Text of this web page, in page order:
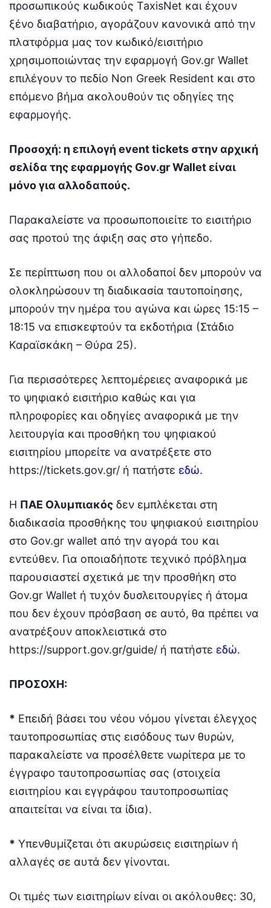
προσωπικούς κωδικούς TaxisNet και έχουν
ξένο διαβατήριο, αγοράζουν κανονικά από την
πλατφόρμα μας τον κωδικό/εισιτήριο
χρησιμοποιώντας την εφαρμογή Gov.gr Wallet
επιλέγουν το πεδίο Non Greek Resident και στο
επόμενο βήμα ακολουθούν τις οδηγίες της
εφαρμογής.
Προσοχή: η επιλογή event tickets στην αρχική
σελίδα της εφαρμογής Gov.gr Wallet είναι
μόνο για αλλοδαπούς.
Παρακαλείστε να προσωποποιείτε το εισιτήριο
σας προτού της άφιξη σας στο γήπεδο.
Σε περίπτωση που οι αλλοδαποί δεν μπορούν να
ολοκληρώσουν τη διαδικασία ταυτοποίησης,
μπορούν την ημέρα του αγώνα και ώρες 15:15 –
18:15 να επισκεφτούν τα εκδοτήρια (Στάδιο
Καραϊσκάκη – Θύρα 25).
Για περισσότερες λεπτομέρειες αναφορικά με
το ψηφιακό εισιτήριο καθώς και για
πληροφορίες και οδηγίες αναφορικά με την
λειτουργία και προσθήκη του ψηφιακού
εισιτηρίου μπορείτε να ανατρέξετε στο
https://tickets.gov.gr/ ή πατήστε εδώ.
Η ΠΑΕ Ολυμπιακός δεν εμπλέκεται στη
διαδικασία προσθήκης του ψηφιακού εισιτηρίου
στο Gov.gr wallet από την αγορά του και
εντεύθεν. Για οποιαδήποτε τεχνικό πρόβλημα
παρουσιαστεί σχετικά με την προσθήκη στο
Gov.gr Wallet ή τυχόν δυσλειτουργίες ή άτομα
που δεν έχουν πρόσβαση σε αυτό, θα πρέπει να
ανατρέξουν αποκλειστικά στο
https://support.gov.gr/guide/ ή πατήστε εδώ.
ΠΡΟΣΟΧΗ:
* Επειδή βάσει του νέου νόμου γίνεται έλεγχος
ταυτοπροσωπίας στις εισόδους των θυρών,
παρακαλείστε να προσέλθετε νωρίτερα με το
έγγραφο ταυτοπροσωπίας σας (στοιχεία
εισιτηρίου και εγγράφου ταυτοπροσωπίας
απαιτείται να είναι τα ίδια).
* Υπενθυμίζεται ότι ακυρώσεις εισιτηρίων ή
αλλαγές σε αυτά δεν γίνονται.
Οι τιμές των εισιτηρίων είναι οι ακόλουθες: 30,